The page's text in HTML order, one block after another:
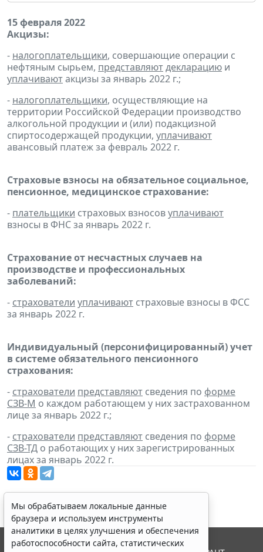
15 февраля 2022
Акцизы:
- налогоплательщики, совершающие операции с
нефтяным сырьем, представляютдекларацию и
уплачиваютакцизы за январь 2022 г.;
- налогоплательщики, осуществляющие на
территории Российской Федерации производство
алкогольной продукции и (или) подакцизной
спиртосодержащей продукции, уплачивают
авансовый платеж за февраль 2022 г.
Страховые взносы на обязательное социальное,
пенсионное, медицинское страхование:
- плательщики страховых взносовуплачивают
взносы в ФНС за январь 2022 г.
Страхование от несчастных случаев на
производстве и профессиональных
заболеваний:
- страхователи уплачивают страховые взносы в ФСС
за январь 2022 г.
Индивидуальный (персонифицированный) учет
в системе обязательного пенсионного
страхования:
- страхователи представляют сведения по форме
СЗВ-М о каждом работающем у них застрахованном
лице за январь 2022 г.;
- страхователи представляют сведения по форме
СЗВ-ТД о работающих у них зарегистрированных
лицах за январь 2022 г.
Мы обрабатываем локальные данные
браузера и используем инструменты
аналитики в целях улучшения и обеспечения
работоспособности сайта, статистических